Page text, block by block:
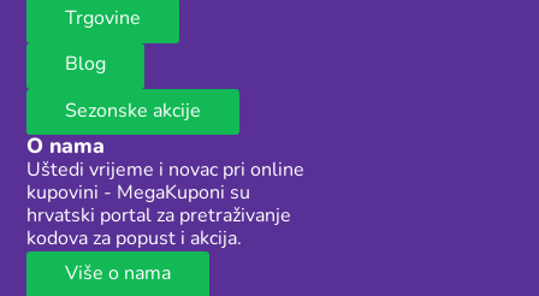
Trgovine
Blog
Sezonske akcije
O nama
Uštedi vrijeme i novac pri online
kupovini - MegaKuponi su
hrvatski portal za pretraživanje
kodova za popust i akcija.
Više o nama